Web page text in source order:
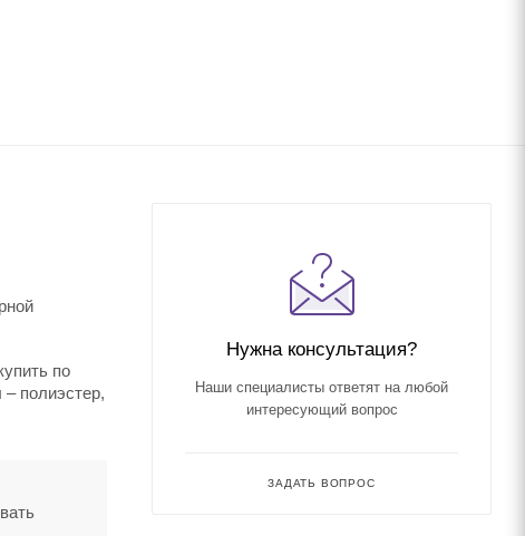
по
полиэстер,
Нужна консультация?
Наши специалисты ответят на любой
интересующий вопрос
ЗАДАТЬ ВОПРОС